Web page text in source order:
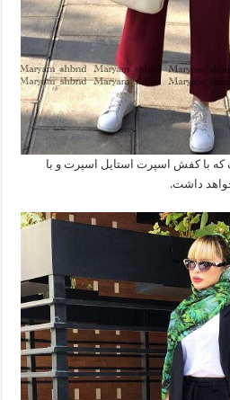
با کفش اسپرت استایل اسپرت و با
داشت.